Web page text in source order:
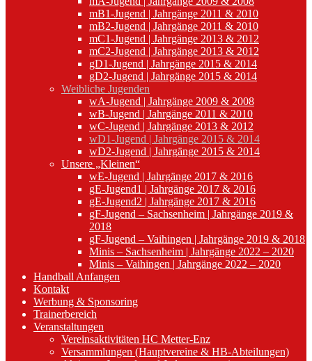
mB1-Jugend | Jahrgänge 2011 & 2010
mB2-Jugend | Jahrgänge 2011 & 2010
mC1-Jugend | Jahrgänge 2013 & 2012
mC2-Jugend | Jahrgänge 2013 & 2012
gD1-Jugend | Jahrgänge 2015 & 2014
gD2-Jugend | Jahrgänge 2015 & 2014
Weibliche Jugenden
wA-Jugend | Jahrgänge 2009 & 2008
wB-Jugend | Jahrgänge 2011 & 2010
wC-Jugend | Jahrgänge 2013 & 2012
wD1-Jugend | Jahrgänge 2015 & 2014
wD2-Jugend | Jahrgänge 2015 & 2014
Unsere „Kleinen“
wE-Jugend | Jahrgänge 2017 & 2016
gE-Jugend1 | Jahrgänge 2017 & 2016
gE-Jugend2 | Jahrgänge 2017 & 2016
gF-Jugend – Sachsenheim | Jahrgänge 2019 &
2018
gF-Jugend – Vaihingen | Jahrgänge 2019 & 2018
Minis – Sachsenheim | Jahrgänge 2022 – 2020
Minis – Vaihingen | Jahrgänge 2022 – 2020
Handball Anfangen
Kontakt
Werbung & Sponsoring
Trainerbereich
Veranstaltungen
Vereinsaktivitäten HC Metter-Enz
Versammlungen (Hauptvereine & HB-Abteilungen)